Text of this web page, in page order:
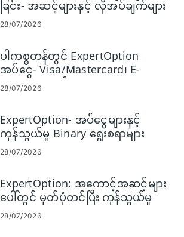
ခြင်း- အဆင့်များနှင့် လိုအပ်ချက်များ
28/07/2026
ပါကစ္စတန်တွင် ExpertOption
အပ်ငွေ- Visa/Mastercard၊ E-
Payments နှင့် Crypto
28/07/2026
ExpertOption- အပ်ငွေများနှင့်
ကုန်သွယ်မှု Binary ရွေးစရာများ
28/07/2026
ExpertOption: အကောင့်အဆင့်များ
ပေါ်တွင် မှတ်ပုံတင်ပြီး ကုန်သွယ်မှု
Binary Options
28/07/2026